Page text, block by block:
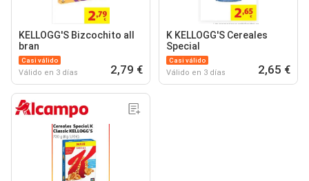
KELLOGG'S Bizcochito all
bran
Casi válido
Válido en 3 días 2,79 €
K KELLOGG'S Cereales
Special
Casi válido
Válido en 3 días 2,65 €